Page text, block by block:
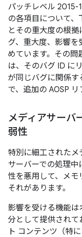
パッチレベル 2015-
の各項目について、
とその重大度の根
グ、重大度、影響を
めています。その問
は、そのバグ ID に
が同じバグに関係
で、追加の AOSP
メディアサーバ
弱性
特別に細工されたメ
サーバーでの処理
性を悪用して、メ
それがあります。
影響を受ける機能
分として提供されて
ト コンテンツ（特